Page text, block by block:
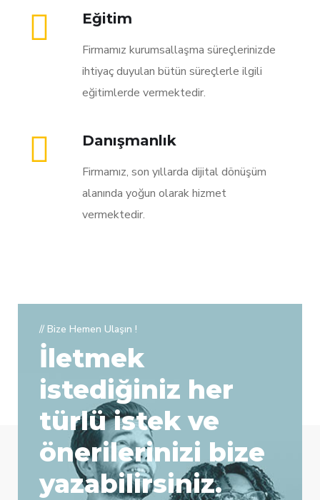
Eğitim
Firmamız kurumsallaşma süreçlerinizde
ihtiyaç duyulan bütün süreçlerle ilgili
eğitimlerde vermektedir.
Danışmanlık
Firmamız, son yıllarda dijital dönüşüm
alanında yoğun olarak hizmet
vermektedir.
// Bize Hemen Ulaşın !
İletmek
istediğiniz her
türlü istek ve
önerilerinizi bize
yazabilirsiniz.